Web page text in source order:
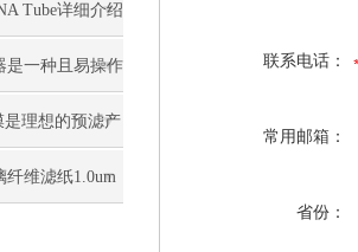
Tube详细介绍
是一种且易操作
是理想的预滤产
纤维滤纸1.0um
联系电话：
常用邮箱：
省份：